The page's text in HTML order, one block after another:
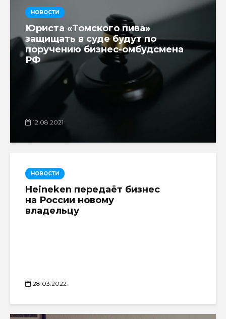
НОВОСТИ
Юриста «Томского пива»
защищать в суде будут по
поручению бизнес-омбудсмена
РФ
12.08.2021
НОВОСТИ
Heineken передаёт бизнес
на России новому
владельцу
28.03.2022